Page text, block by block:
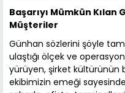
Başarıyı Mümkün Kılan
Müşteriler
Günhan sözlerini şöyle
ulaştığı ölçek ve
yürüyen, şirket kültürünün
ekibimizin emeği